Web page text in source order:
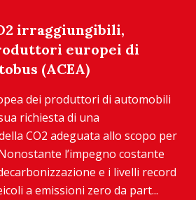
irraggiungibili,
europei di
(ACEA)
dei produttori di automobili
richiesta di una
CO2 adeguata allo scopo per
l’impegno costante
e i livelli record
a emissioni zero da part...